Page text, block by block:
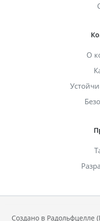
О
Создано в Радольфцелле